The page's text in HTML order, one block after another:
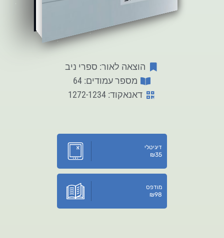
הוצאה לאור: ספרי ניב
מספר עמודים: 64
דאנאקוד: 1272-1234
דיגיטלי
₪35
מודפס
₪98